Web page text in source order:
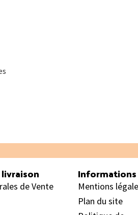
de Vente
Informations
Mentions
Plan du site